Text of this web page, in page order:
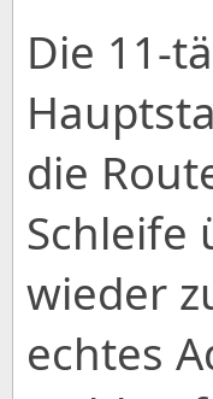
Die 11-
die
Schleife
wieder
echtes